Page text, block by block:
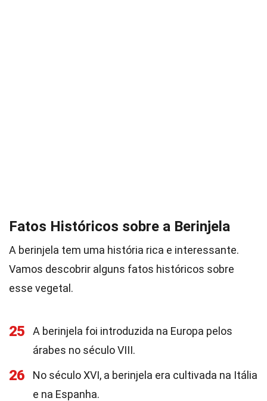
Fatos Históricos sobre a Berinjela
A berinjela tem uma história rica e interessante.
Vamos descobrir alguns fatos históricos sobre
esse vegetal.
25
A berinjela foi introduzida na Europa pelos
árabes no século VIII.
26
No século XVI, a berinjela era cultivada na Itália
e na Espanha.